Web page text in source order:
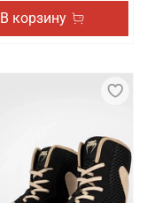
В корзину